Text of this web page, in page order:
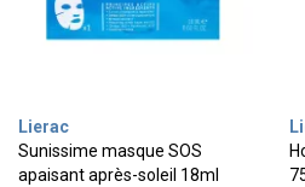
Lierac
Sunissime masque SOS
apaisant après-soleil 18ml